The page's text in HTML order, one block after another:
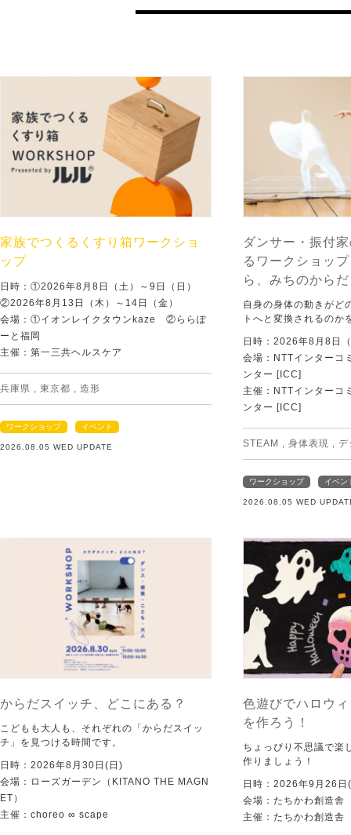
家族でつくるくすり箱ワークショ
ップ
日時：①2026年8月8日（土）～9日（日）
②2026年8月13日（木）～14日（金）
会場：①イオンレイクタウンkaze ②ららぽ
ーと福岡
主催：第一三共ヘルスケア
兵庫県 , 東京都 , 造形
ワークショップ イベント
2026.08.05 WED UPDATE
ダンサー・振付
るワークショッ
ら、みちのから
自身の身体の動きがど
トへと変換されるのか
日時：2026年8月8日
会場：NTTインターコ
ンター [ICC]
主催：NTTインターコ
ンター [ICC]
STEAM , 身体表現 , デ
ワークショップ イベン
2026.08.05 WED
からだスイッチ、どこにある？
こどもも大人も、それぞれの「からだスイッ
チ」を見つける時間です。
日時：2026年8月30日(日)
会場：ローズガーデン（KITANO THE MAGN
ET）
主催：choreo ∞ scape
色遊びでハロウ
を作ろう！
ちょっぴり不思議で楽
作りましょう！
日時：2026年9月26日
会場：たちかわ創造舎
主催：たちかわ創造舎